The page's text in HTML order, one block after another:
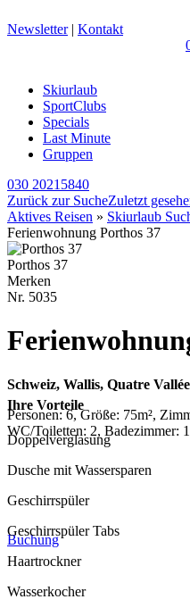
Newsletter| Kontakt
Skiurlaub
SportClubs
Specials
Last Minute
Gruppen
030 20215840
Zurück zur SucheZuletzt
Aktives Reisen » Skiurlaub
Ferienwohnung Porthos 37
Porthos 37
Merken
Nr. 5035
Schweiz, Wallis, Quatre
Personen: 6, Größe: 75m²,
WC/Toiletten: 2, Badezimmer: 1
Buchung
Ihre Vorteile
Doppelverglasung
Dusche mit Wassersparen
Geschirrspüler
Geschirrspüler Tabs
Haartrockner
Wasserkocher